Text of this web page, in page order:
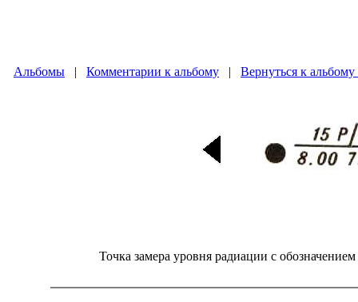
Альбомы | Комментарии к альбому | Вернуться к
Точка замера уровня радиации с